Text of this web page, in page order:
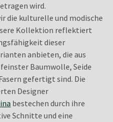
wird.
die kulturelle und modische
Kollektion reflektiert
dieser
anbieten, die aus
Baumwolle, Seide
gefertigt sind. Die
Designer
bestechen durch ihre
Schnitte und eine